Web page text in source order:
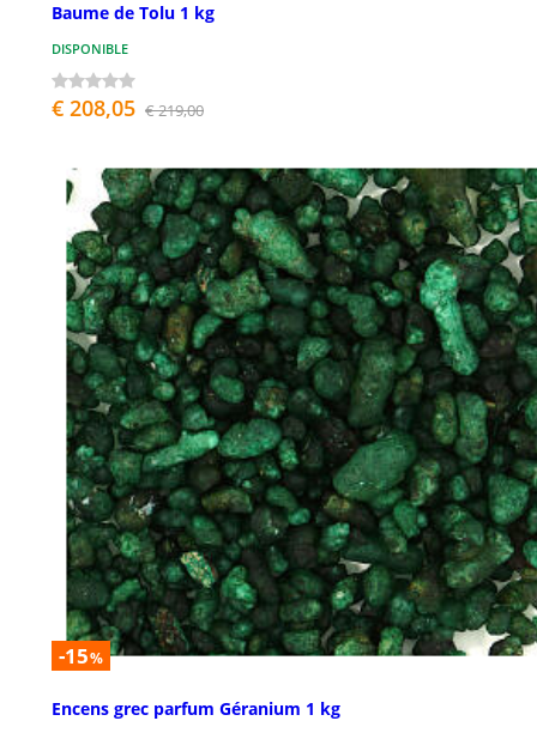
Baume de Tolu 1 kg
DISPONIBLE
€ 208,05 € 219,00
-15%
Encens grec parfum Géranium 1 kg